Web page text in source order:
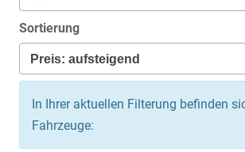
Sortierung
In Ihrer aktuellen Filterung befinden
Fahrzeuge: